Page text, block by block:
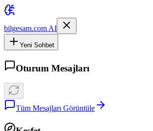
bilgesam.com AI
Yeni Sohbet
Oturum Mesajları
Tüm Mesajları Görüntüle